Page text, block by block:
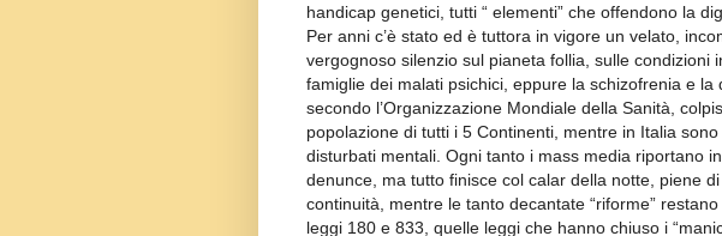
handicap genetici, tutti “ elementi” che offendono la
Per anni c’è stato ed è tuttora in vigore un velato,
vergognoso silenzio sul pianeta follia, sulle condizioni
famiglie dei malati psichici, eppure la schizofrenia e la
secondo l’Organizzazione Mondiale della Sanità,
popolazione di tutti i 5 Continenti, mentre in Italia
disturbati mentali. Ogni tanto i mass media riportano
denunce, ma tutto finisce col calar della notte, piene
continuità, mentre le tanto decantate “riforme”
leggi 180 e 833, quelle leggi che hanno chiuso i